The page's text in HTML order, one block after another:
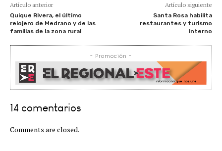
Artículo anterior
Quique Rivera, el último
relojero de Medrano y de las
familias de la zona rural
Artículo siguiente
Santa Rosa habilita
restaurantes y turismo
interno
- Promoción -
14 comentarios
Comments are closed.